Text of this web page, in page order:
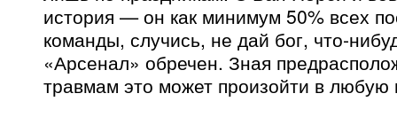
история — он как минимум 50% всех
команды, случись, не дай бог, что-
«Арсенал» обречен. Зная
травмам это может произойти в любую